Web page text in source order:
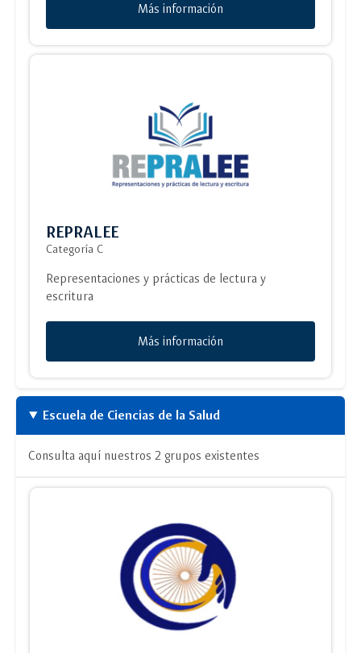
Más información
REPRALEE
Categoría C
Representaciones y prácticas de lectura y
escritura
Más información
Escuela de Ciencias de la Salud
Consulta aquí nuestros 2 grupos existentes